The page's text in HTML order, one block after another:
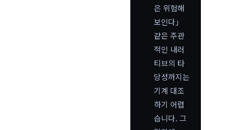
은 위험해
보인다」
같은 주관
적인 내러
티브의 타
당성까지는
기계 대조
하기 어렵
습니다. 그